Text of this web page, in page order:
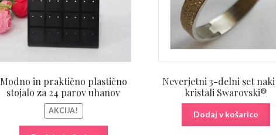
Modno in praktično plastično
stojalo za 24 parov uhanov
AKCIJA!
Neverjetni 3-delni set
kristali Swarovski®
Dodaj v košarico